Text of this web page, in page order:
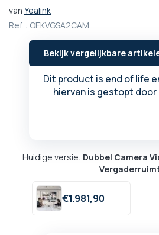
van Yealink
Ref. : OEKVGSA2CAM
Bekijk vergelijkbare
Dit product is end of life
hiervan is gestopt
Huidige versie: Dubbel Camera
€1.981,90
het
begin
afbeeldingen-